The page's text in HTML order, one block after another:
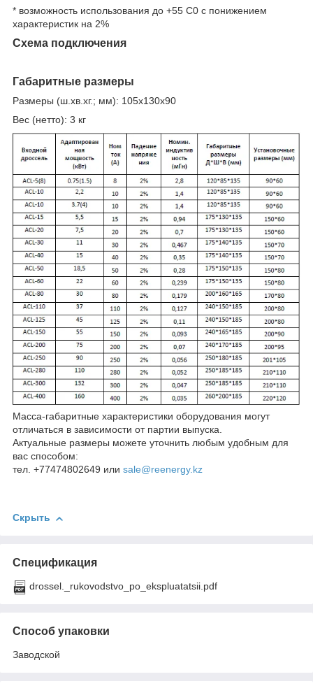
* возможность использования до +55 С0 с понижением
характеристик на 2%
Схема подключения
Габаритные размеры
Размеры (ш.хв.хг.; мм): 105x130x90
Вес (нетто): 3 кг
Масса-габаритные характеристики оборудования могут
отличаться в зависимости от партии выпуска.
Актуальные размеры можете уточнить любым удобным для
вас способом:
тел. +77474802649 или sale@reenergy.kz
Скрыть
Спецификация
drossel._rukovodstvo_po_ekspluatatsii.pdf
Способ упаковки
Заводской